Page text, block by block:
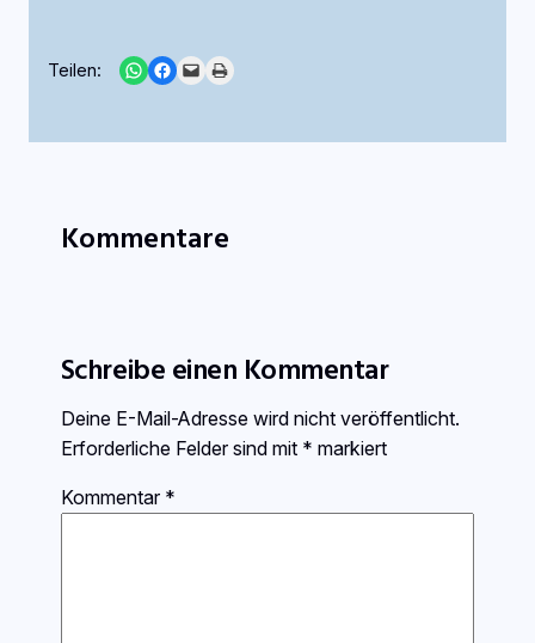
Teilen: Share on WhatsApp
Share on Facebook
Email this PagePrint this Page
Kommentare
Schreibe einen Kommentar
Deine E-Mail-Adresse wird nicht veröffentlicht.
Erforderliche Felder sind mit * markiert
Kommentar *